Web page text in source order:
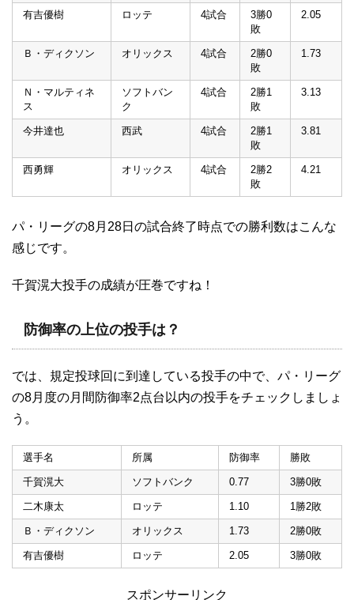
有吉優樹 ロッテ 4試合
3勝0
敗
2.05
Ｂ・ディクソン オリックス 4試合
2勝0
敗
1.73
Ｎ・マルティネ
ス
ソフトバン
ク
4試合
2勝1
敗
3.13
今井達也 西武 4試合
2勝1
敗
3.81
西勇輝 オリックス 4試合
2勝2
敗
4.21
パ・リーグの8月28日の試合終了時点での勝利数はこんな
感じです。
千賀滉大投手の成績が圧巻ですね！
防御率の上位の投手は？
では、規定投球回に到達している投手の中で、パ・リーグ
の8月度の月間防御率2点台以内の投手をチェックしましょ
う。
選手名 所属 防御率 勝敗
千賀滉大 ソフトバンク 0.77 3勝0敗
二木康太 ロッテ 1.10 1勝2敗
Ｂ・ディクソン オリックス 1.73 2勝0敗
有吉優樹 ロッテ 2.05 3勝0敗
スポンサーリンク